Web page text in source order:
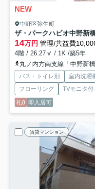
NEW
中野区弥生町
ザ・パークハビオ中野新
14万円 管理/共益費
4階 / 26.27㎡ / 1K /築5年
丸ノ内方南支線「中野新
バス・トイレ別 室内洗濯
フローリング
TVモニタ
礼0 即入居可
賃貸マンション